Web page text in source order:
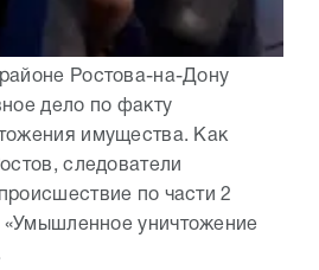
Ростова-на-Дону
дело по факту
имущества. Как
следователи
по части 2
уничтожение